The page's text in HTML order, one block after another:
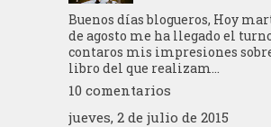
Buenos días blogueros, Hoy
de agosto me ha llegado el
contaros mis impresiones
libro del que realizam...
10 comentarios
jueves, 2 de julio de 2015